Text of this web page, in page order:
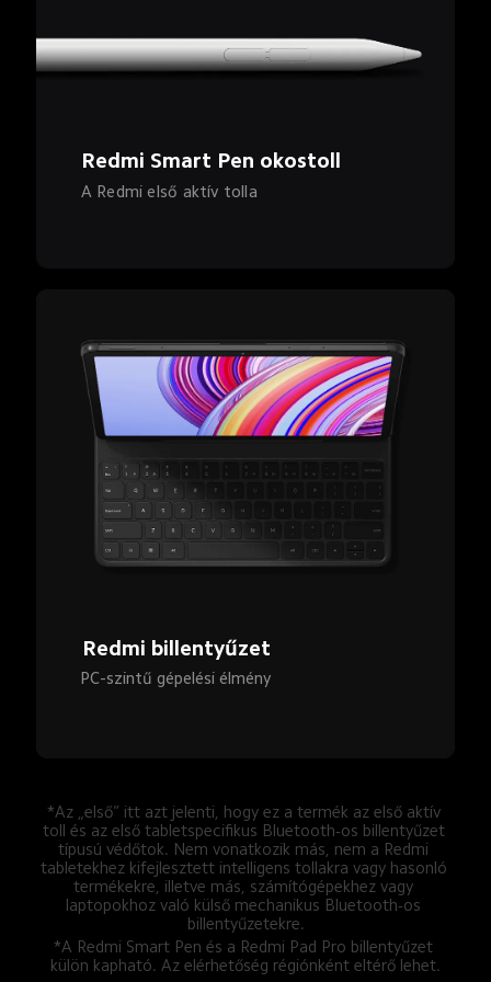
Redmi Smart Pen okostoll
A Redmi első aktív tolla
Redmi billentyűzet
PC-szintű gépelési élmény
*Az „első” itt azt jelenti, hogy ez a termék az első aktív
toll és az első tabletspecifikus Bluetooth-os billentyűzet
típusú védőtok. Nem vonatkozik más, nem a Redmi
tabletekhez kifejlesztett intelligens tollakra vagy hasonló
termékekre, illetve más, számítógépekhez vagy
laptopokhoz való külső mechanikus Bluetooth-os
billentyűzetekre.
*A Redmi Smart Pen és a Redmi Pad Pro billentyűzet
külön kapható. Az elérhetőség régiónként eltérő lehet.